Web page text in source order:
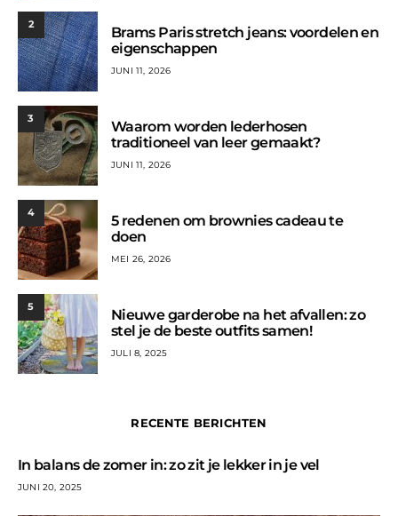
2
Brams Paris stretch jeans: voordelen en
eigenschappen
JUNI 11, 2026
3
Waarom worden lederhosen
traditioneel van leer gemaakt?
JUNI 11, 2026
4
5 redenen om brownies cadeau te
doen
MEI 26, 2026
5
Nieuwe garderobe na het afvallen: zo
stel je de beste outfits samen!
JULI 8, 2025
RECENTE BERICHTEN
In balans de zomer in: zo zit je lekker in je vel
JUNI 20, 2025